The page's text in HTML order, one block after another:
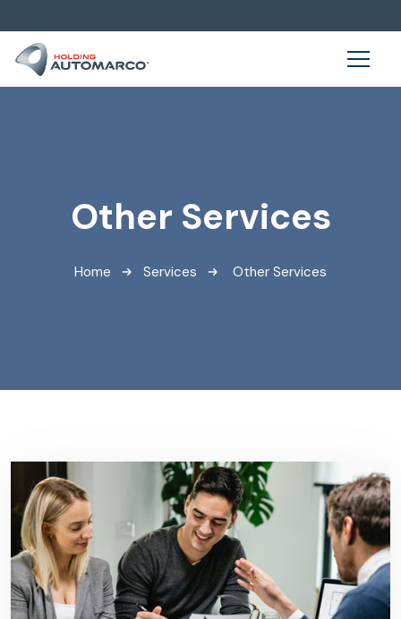
Other Services
Home Services Other Services